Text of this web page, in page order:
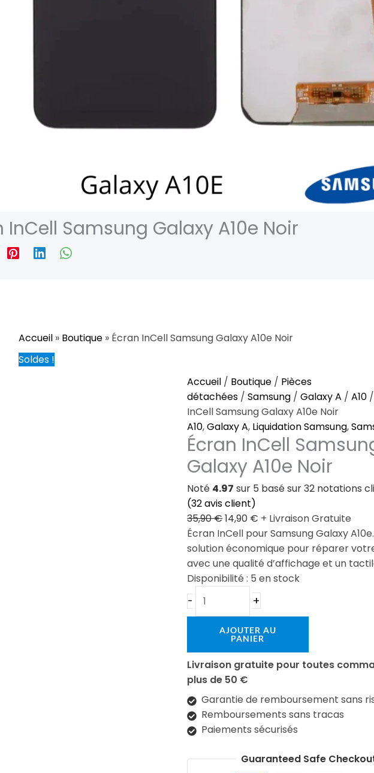
InCell Samsung Galaxy A10e Noir
Accueil» Boutique» Écran InCell Samsung Galaxy A10e Noir
Soldes !
Accueil / Boutique / Pièces
détachées /Samsung /Galaxy A /A10
InCell Samsung Galaxy A10e Noir
A10,Galaxy A, Liquidation Samsung,
Écran InCell
Galaxy A10e Noir
Noté 4.97 sur 5 basé sur32 notations
(32avis client)
35,90€
Le
prix
initial
était :
35,90 €.
14,90 €
Le
prix
actuel
est :
14,90 €.
+ Livraison Gratuite
Écran InCell pour Samsung Galaxy
solution économique pour réparer
avec une qualité d’affichage et un
Disponibilité : 5 en stock
-
quantité
de
Écran
InCell
Samsung
Galaxy
A10e
Noir
+
AJOUTER AU
PANIER
Livraison gratuite pour toutes
plus de 50 €
Garantie de remboursement sans
Remboursements sans tracas
Paiements sécurisés
Guaranteed Safe